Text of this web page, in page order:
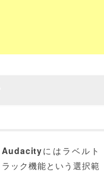
Audacityにはラベルト
ラック機能という選択範